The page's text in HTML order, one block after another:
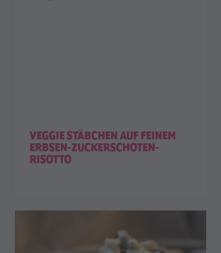
VEGGIE STÄBCHEN AUF FEINEM
ERBSEN-ZUCKERSCHOTEN-
RISOTTO